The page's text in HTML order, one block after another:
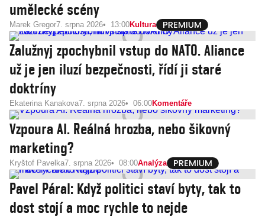
umělecké scény
Marek Gregor7. srpna 2026 13:00Kultura
Zalužnyj zpochybnil vstup do NATO. Aliance
už je jen iluzí bezpečnosti, řídí ji staré
doktríny
Ekaterina Kanakova7. srpna 2026 06:00Komentáře
Vzpoura AI. Reálná hrozba, nebo šikovný
marketing?
Kryštof Pavelka7. srpna 2026 08:00Analýza
Pavel Páral: Když politici staví byty, tak to
dost stojí a moc rychle to nejde